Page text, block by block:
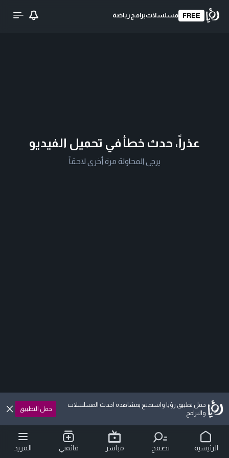
FREE مسلسلاتبرامج رياضة
عذراً، حدث خطأ في تحميل الفيديو
يرجى المحاولة مرة أخرى لاحقاً
حمل تطبيق رؤيا واستمتع بمشاهدة احدث المسلسلات
والبرامج
حمل التطبيق
الرئيسية تصفح مباشر قائمتي المزيد